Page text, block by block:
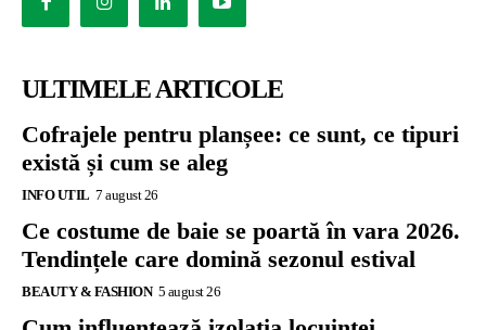
ULTIMELE ARTICOLE
Cofrajele pentru planșee: ce sunt, ce tipuri
există și cum se aleg
INFO UTIL 7 august 26
Ce costume de baie se poartă în vara 2026.
Tendințele care domină sezonul estival
BEAUTY & FASHION 5 august 26